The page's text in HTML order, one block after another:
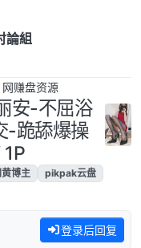
論組
网赚盘资源
安-不屈浴
-跪舔爆操
黄博主
pikpak云盘
登录后回复